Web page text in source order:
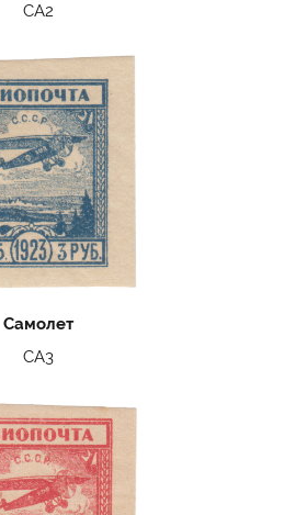
СА2
Самолет
СА3